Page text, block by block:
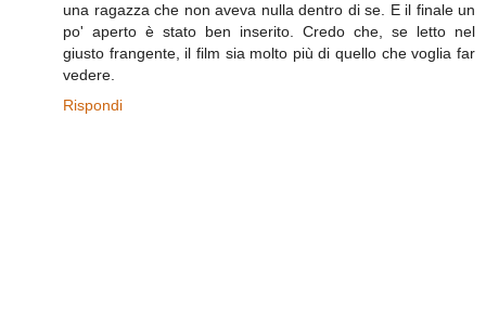
una ragazza che non aveva nulla dentro di se. E il finale un
po' aperto è stato ben inserito. Credo che, se letto nel
giusto frangente, il film sia molto più di quello che voglia far
vedere.
Rispondi